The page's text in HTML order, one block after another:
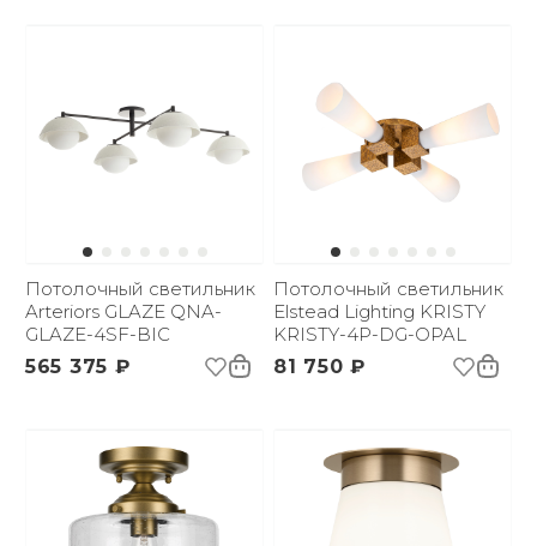
Потолочный светильник
Arteriors GLAZE QNA-
GLAZE-4SF-BIC
565 375 ₽
Потолочный светильник
Elstead Lighting KRISTY
KRISTY-4P-DG-OPAL
81 750 ₽